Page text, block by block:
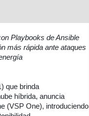
Playbooks de Ansible
más rápida ante ataques
que brinda
híbrida, anuncia
(VSP One), introduciendo